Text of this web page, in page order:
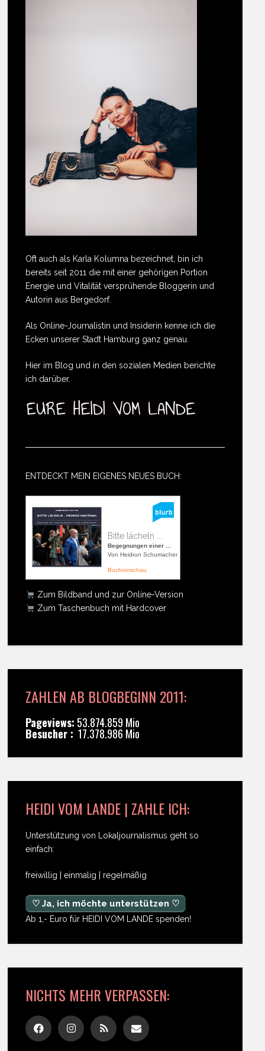
Oft auch als Karla Kolumna bezeichnet, bin ich
bereits seit 2011 die mit einer gehörigen Portion
Energie und Vitalität versprühende Bloggerin und
Autorin aus Bergedorf.
Als Online-Journalistin und Insiderin kenne ich die
Ecken unserer Stadt Hamburg ganz genau.
Hier im Blog und in den sozialen Medien berichte
ich darüber.
ENTDECKT MEIN EIGENES NEUES BUCH:
Bitte lächeln ...
Begegnungen einer ...
Von Heidrun Schumacher
Buchvorschau
Zum Bildband und zur Online-Version
Zum Taschenbuch mit Hardcover
ZAHLEN AB BLOGBEGINN 2011:
Pageviews: 53.874.859 Mio
Besucher : 17.378.986 Mio
HEIDI VOM LANDE | ZAHLE ICH:
Unterstützung von Lokaljournalismus geht so
einfach:
freiwillig | einmalig | regelmäßig
♡ Ja, ich möchte unterstützen ♡
Ab 1,- Euro für HEIDI VOM LANDE spenden!
NICHTS MEHR VERPASSEN: